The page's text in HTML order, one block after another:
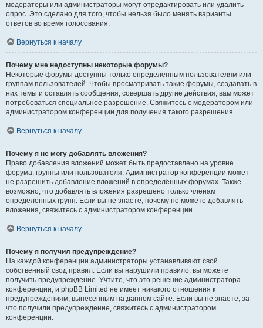
модераторы или администраторы могут отредактировать или удалить
опрос. Это сделано для того, чтобы нельзя было менять варианты
ответов во время голосования.
Вернуться к началу
Почему мне недоступны некоторые форумы?
Некоторые форумы доступны только определённым пользователям или
группам пользователей. Чтобы просматривать такие форумы, создавать в
них темы и оставлять сообщения, совершать другие действия, вам может
потребоваться специальное разрешение. Свяжитесь с модератором или
администратором конференции для получения такого разрешения.
Вернуться к началу
Почему я не могу добавлять вложения?
Право добавления вложений может быть предоставлено на уровне
форума, группы или пользователя. Администратор конференции может
не разрешить добавление вложений в определённых форумах. Также
возможно, что добавлять вложения разрешено только членам
определённых групп. Если вы не знаете, почему не можете добавлять
вложения, свяжитесь с администратором конференции.
Вернуться к началу
Почему я получил предупреждение?
На каждой конференции администраторы устанавливают свой
собственный свод правил. Если вы нарушили правило, вы можете
получить предупреждение. Учтите, что это решение администратора
конференции, и phpBB Limited не имеет никакого отношения к
предупреждениям, вынесенным на данном сайте. Если вы не знаете, за
что получили предупреждение, свяжитесь с администратором
конференции.